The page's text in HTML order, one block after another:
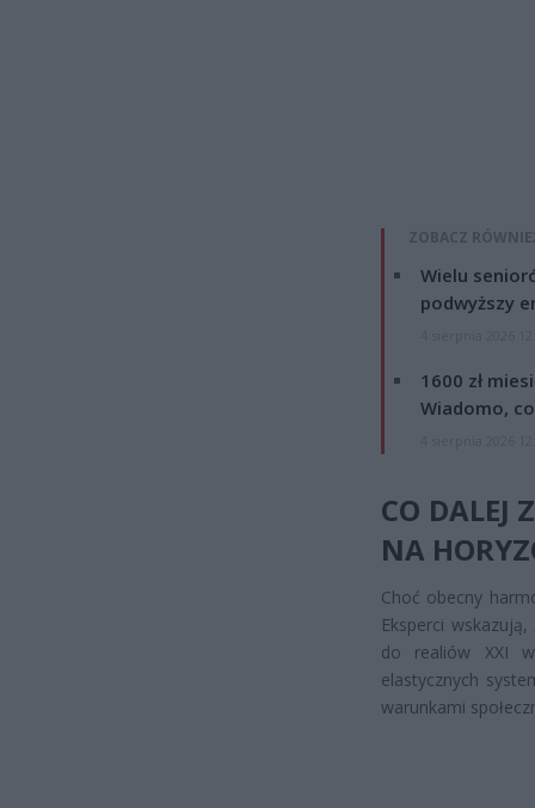
ZOBACZ
Wielu
podwyższy
1600 zł
Wiadomo,
CO DALEJ
NA
Choć obecny
Eksperci
do realiów XXI
elastycznych
warunkami